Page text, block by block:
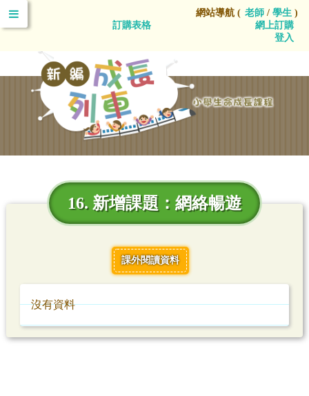
網站導航 ( 老師 / 學生 )
訂購表格
網上訂購
登入
16. 新增課題：網絡暢遊
課外閱讀資料
沒有資料